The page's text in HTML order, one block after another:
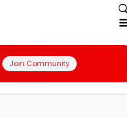
Join Community